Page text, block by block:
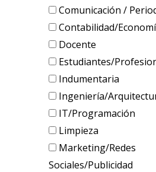
Comunicación /
Contabilidad/
Docente
Estudiantes/
Indumentaria
Ingeniería/
IT/Programación
Limpieza
Marketing/Redes
Sociales/Publicidad